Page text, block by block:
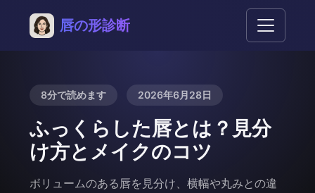
唇の形診断
8分で読めます 2026年6月28日
ふっくらした唇とは？見分
け方とメイクのコツ
ボリュームのある唇を見分け、横幅や丸みとの違